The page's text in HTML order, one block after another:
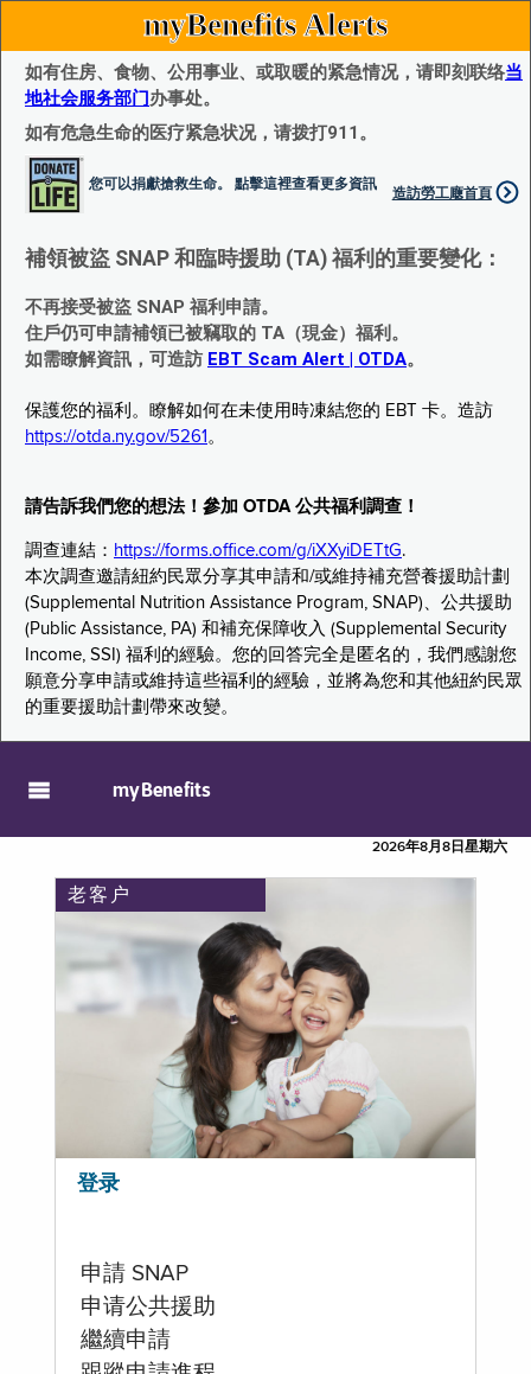
myBenefits Alerts
如有住房、食物、公用事业、或取暖的紧急情况，请即刻联络当
地社会服务部门办事处。
如有危急生命的医疗紧急状况，请拨打911。
您可以捐獻搶救生命。 點擊這裡查看更多資訊
造訪勞工廰首頁
補領被盜 SNAP 和臨時援助 (TA) 福利的重要變化：
不再接受被盜 SNAP 福利申請。
住戶仍可申請補領已被竊取的 TA（現金）福利。
如需瞭解資訊，可造訪 EBT Scam Alert | OTDA。
保護您的福利。瞭解如何在未使用時凍結您的 EBT 卡。造訪
https://otda.ny.gov/5261 。
請告訴我們您的想法！參加 OTDA 公共福利調查！
調查連結： https://forms.office.com/g/iXXyiDETtG.
本次調查邀請紐約民眾分享其申請和/或維持補充營養援助計劃
(Supplemental Nutrition Assistance Program, SNAP)、公共援助
(Public Assistance, PA) 和補充保障收入 (Supplemental Security
Income, SSI) 福利的經驗。您的回答完全是匿名的，我們感謝您
願意分享申請或維持這些福利的經驗，並將為您和其他紐約民眾
的重要援助計劃帶來改變。
myBenefits
2026年8月8日星期六
老客户
登录
申請 SNAP
申请公共援助
繼續申請